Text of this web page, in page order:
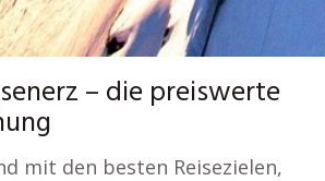
– die preiswerte
mit den besten Reisezielen,